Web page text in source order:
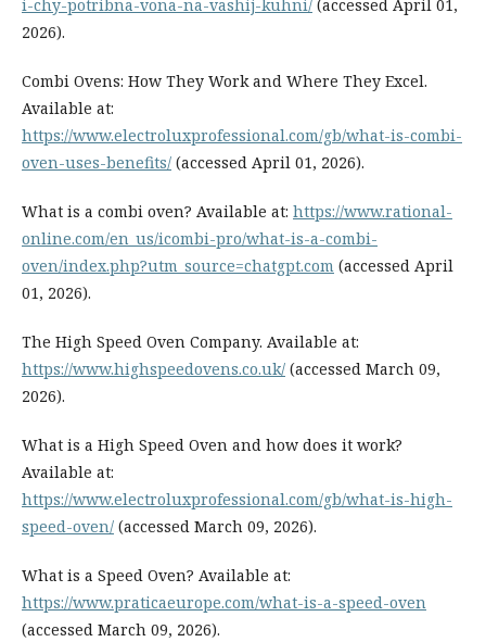
i-chy-potribna-vona-na-vashij-kuhni/ (accessed April 01,
2026).
Combi Ovens: How They Work and Where They Excel.
Available at:
https://www.electroluxprofessional.com/gb/what-is-combi-
oven-uses-benefits/ (accessed April 01, 2026).
What is a combi oven? Available at: https://www.rational-
online.com/en_us/icombi-pro/what-is-a-combi-
oven/index.php?utm_source=chatgpt.com (accessed April
01, 2026).
The High Speed Oven Company. Available at:
https://www.highspeedovens.co.uk/ (accessed March 09,
2026).
What is a High Speed Oven and how does it work?
Available at:
https://www.electroluxprofessional.com/gb/what-is-high-
speed-oven/ (accessed March 09, 2026).
What is a Speed Oven? Available at:
https://www.praticaeurope.com/what-is-a-speed-oven
(accessed March 09, 2026).